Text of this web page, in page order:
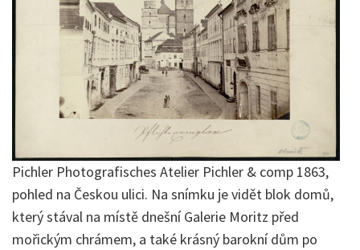
Pichler Photografisches Atelier Pichler & comp 1863,
pohled na Českou ulici. Na snímku je vidět blok domů,
který stával na místě dnešní Galerie Moritz před
mořickým chrámem, a také krásný barokní dům po